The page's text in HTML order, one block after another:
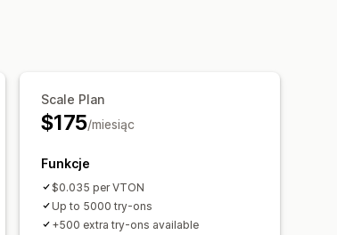
Scale Plan
$175/miesiąc
Funkcje
$0.035 per VTON
Up to 5000 try-ons
+500 extra try-ons available